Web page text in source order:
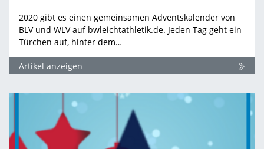
2020 gibt es einen gemeinsamen Adventskalender von
BLV und WLV auf bwleichtathletik.de. Jeden Tag geht ein
Türchen auf, hinter dem…
Artikel anzeigen